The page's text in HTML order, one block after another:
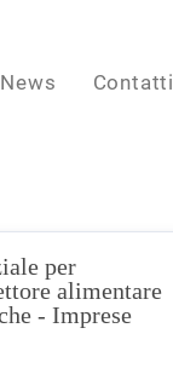
News Contatti